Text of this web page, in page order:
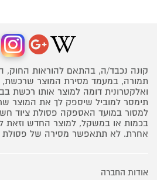
קונה נכבד/ה, בהתאם להוראות החוק,
תמורה, במעמד מסירת המוצר
ואלקטרונית דומה למוצר אותו רכשת
תימסר למוביל שיספק לך את המוצר
למסור במועד האספקה פסולת ציוד
בכמות או במשקל, למוצר החדש וזאת
אחרת. לא תתאפשר מסירה של פסולת
אודות החברה